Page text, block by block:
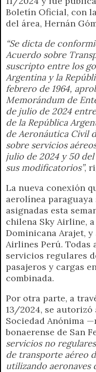
Boletín Oficial, con
del área, Hernán
“Se dicta de
Acuerdo sobre
suscripto entre los
Argentina y la
febrero de 1964,
Memorándum de
de julio de 2024
de la República
de Aeronáutica Civil
sobre servicios
julio de 2024 y 50
sus modificatorios”,
La nueva conexión
aerolínea
asignadas esta
chilena Sky Airline,
Dominicana Arajet,
Airlines Perú.
servicios regulares
pasajeros y cargas
combinada.
Por otra parte, a
13/2024, se autorizó
Sociedad Anónima
bonaerense de San
servicios no
de transporte aéreo
utilizando aeronaves